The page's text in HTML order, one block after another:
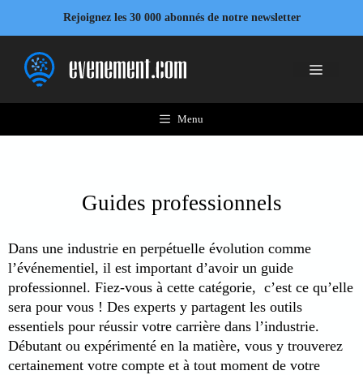
contenu
Rejoignez les 30 000 abonnés de notre newsletter
Menu
Menu
Guides professionnels
Dans une industrie en perpétuelle évolution comme
l’événementiel, il est important d’avoir un guide
professionnel. Fiez-vous à cette catégorie, c’est ce qu’elle
sera pour vous ! Des experts y partagent les outils
essentiels pour réussir votre carrière dans l’industrie.
Débutant ou expérimenté en la matière, vous y trouverez
certainement votre compte et à tout moment de votre